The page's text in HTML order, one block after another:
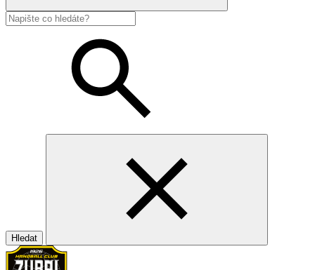
Hledat